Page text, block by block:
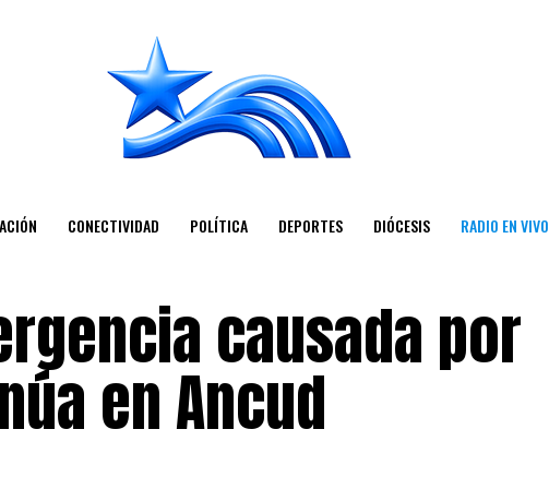
CONECTIVIDAD POLÍTICA DEPORTES DIÓCESIS RADIO EN VIVO
causada por
en Ancud